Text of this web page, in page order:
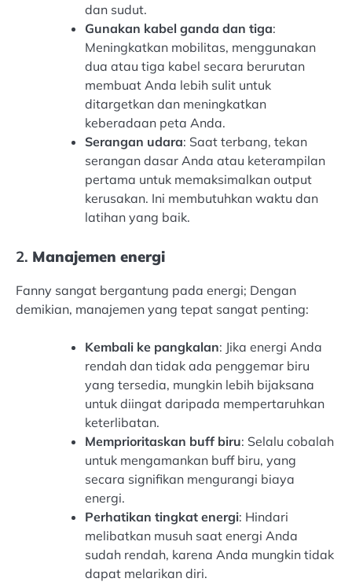
dan sudut.
Gunakan kabel ganda dan tiga:
Meningkatkan mobilitas, menggunakan
dua atau tiga kabel secara berurutan
membuat Anda lebih sulit untuk
ditargetkan dan meningkatkan
keberadaan peta Anda.
Serangan udara: Saat terbang, tekan
serangan dasar Anda atau keterampilan
pertama untuk memaksimalkan output
kerusakan. Ini membutuhkan waktu dan
latihan yang baik.
2. Manajemen energi
Fanny sangat bergantung pada energi; Dengan
demikian, manajemen yang tepat sangat penting:
Kembali ke pangkalan: Jika energi Anda
rendah dan tidak ada penggemar biru
yang tersedia, mungkin lebih bijaksana
untuk diingat daripada mempertaruhkan
keterlibatan.
Memprioritaskan buff biru: Selalu cobalah
untuk mengamankan buff biru, yang
secara signifikan mengurangi biaya
energi.
Perhatikan tingkat energi: Hindari
melibatkan musuh saat energi Anda
sudah rendah, karena Anda mungkin tidak
dapat melarikan diri.